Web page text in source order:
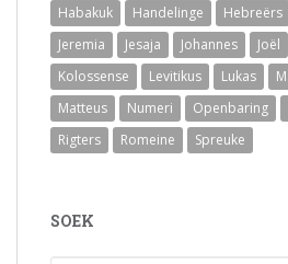
Habakuk
Handelinge Hebreërs
Jeremia
Jesaja Johannes Joël
Kolossense
Levitikus Lukas
Matteus
Numeri Openbaring
Rigters
Romeine Spreuke
SOEK